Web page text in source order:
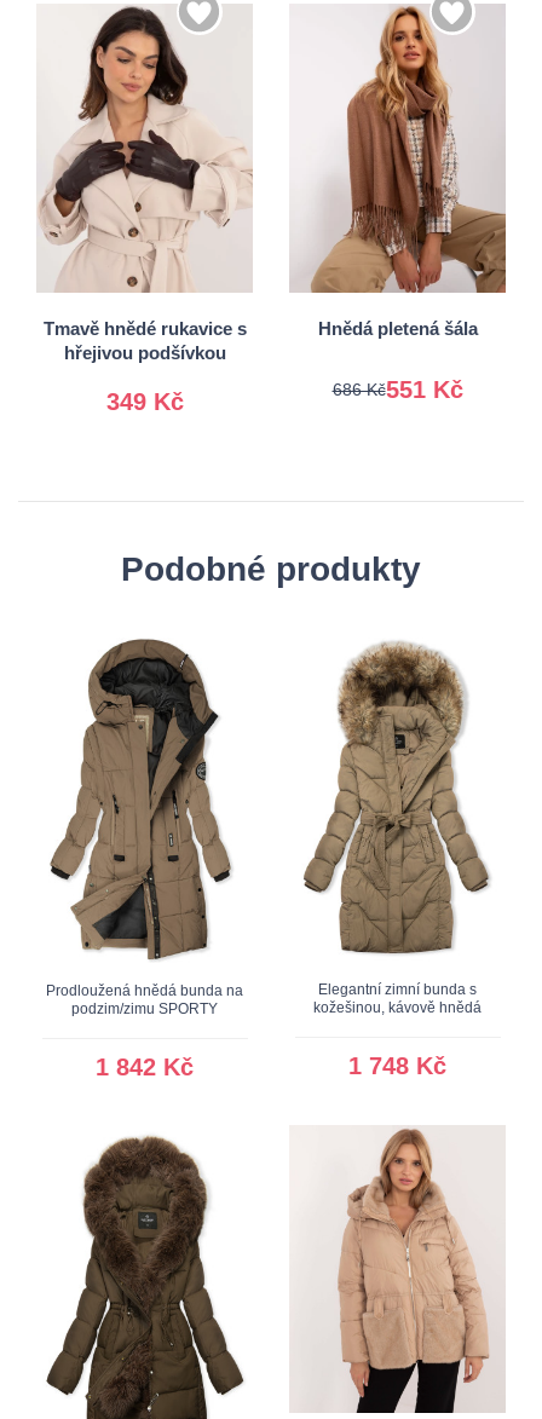
Tmavě hnědé rukavice s
hřejivou podšívkou
349 Kč
S/M
L/XL
Hnědá pletená šála
551 Kč
686 Kč
Univerzální
Podobné produkty
Prodloužená hnědá bunda na
podzim/zimu SPORTY
1 842 Kč
Elegantní zimní bunda s
kožešinou, kávově hnědá
1 748 Kč